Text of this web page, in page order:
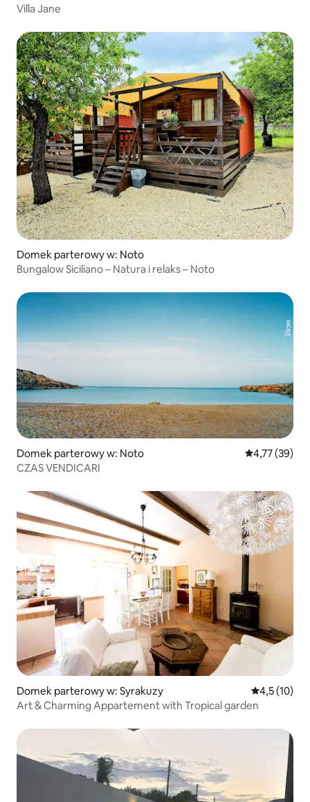
Villa Jane
Domek parterowy w: Noto
Bungalow Siciliano – Natura i relaks – Noto
Domek parterowy w: Noto Średnia
4,77 (39)
CZAS VENDICARI
Domek parterowy w: Syrakuzy Średnia
4,5 (10)
Art & Charming Appartement with Tropical garden